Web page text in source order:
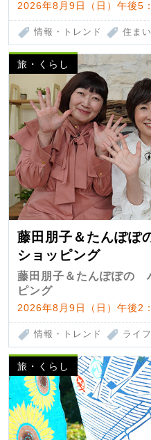
2026年8月9日（日）午後5
情報・トレンド 住まい
旅・くらし
藤田朋子＆たんぽぽ
ショッピング
藤田朋子＆たんぽぽの
ピング
2026年8月9日（日）午後2
情報・トレンド ライ
旅・くらし